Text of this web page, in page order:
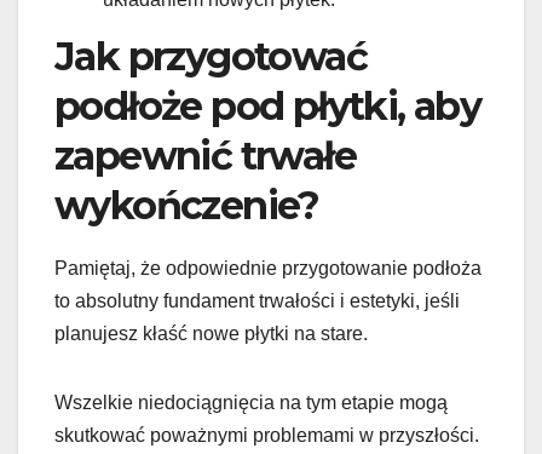
Jak przygotować
podłoże pod płytki, aby
zapewnić trwałe
wykończenie?
Pamiętaj, że odpowiednie przygotowanie podłoża
to absolutny fundament trwałości i estetyki, jeśli
planujesz kłaść nowe płytki na stare.
Wszelkie niedociągnięcia na tym etapie mogą
skutkować poważnymi problemami w przyszłości.